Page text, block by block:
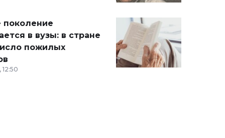
в вузы: в стране
пожилых
12:50